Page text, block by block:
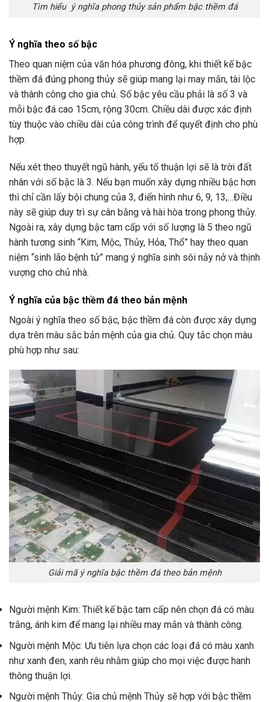
Tìm hiểu ý nghĩa phong thủy sản phẩm bậc thềm đá
Ý nghĩa theo số bậc
Theo quan niệm của văn hóa phương đông, khi thiết kế bậc
thềm đá đúng phong thủy sẽ giúp mang lại may mắn, tài lộc
và thành công cho gia chủ. Số bậc yêu cầu phải là số 3 và
mỗi bậc đá cao 15cm, rộng 30cm. Chiều dài được xác định
tùy thuộc vào chiều dài của công trình để quyết định cho phù
hợp.
Nếu xét theo thuyết ngũ hành, yếu tố thuận lợi sẽ là trời đất
nhân với số bậc là 3. Nếu bạn muốn xây dựng nhiều bậc hơn
thì chỉ cần lấy bội chung của 3, điển hình như 6, 9, 13,…Điều
này sẽ giúp duy trì sự cân bằng và hài hòa trong phong thủy.
Ngoài ra, xây dựng bậc tam cấp với số lượng là 5 theo ngũ
hành tương sinh “Kim, Mộc, Thủy, Hỏa, Thổ” hay theo quan
niệm “sinh lão bệnh tử” mang ý nghĩa sinh sôi nảy nở và thịnh
vượng cho chủ nhà.
Ý nghĩa của bậc thềm đá theo bản mệnh
Ngoài ý nghĩa theo số bậc, bậc thềm đá còn được xây dựng
dựa trên màu sắc bản mệnh của gia chủ. Quy tắc chọn màu
phù hợp như sau:
Giải mã ý nghĩa bậc thềm đá theo bản mệnh
Người mệnh Kim: Thiết kế bậc tam cấp nên chọn đá có màu
trắng, ánh kim để mang lại nhiều may mắn và thành công.
Người mệnh Mộc: Ưu tiên lựa chọn các loại đá có màu xanh
như xanh đen, xanh rêu nhằm giúp cho mọi việc được hanh
thông thuận lợi.
Người mệnh Thủy: Gia chủ mệnh Thủy sẽ hợp với bậc thềm